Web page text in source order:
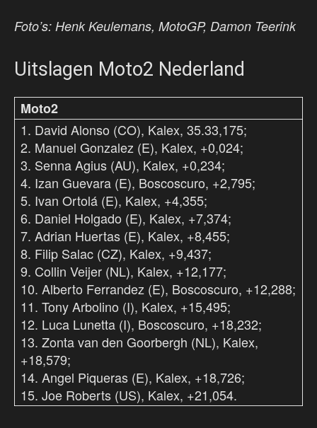
Foto’s: Henk Keulemans, MotoGP, Damon Teerink
Uitslagen Moto2 Nederland
Moto2
1. David Alonso (CO), Kalex, 35.33,175;
2. Manuel Gonzalez (E), Kalex, +0,024;
3. Senna Agius (AU), Kalex, +0,234;
4. Izan Guevara (E), Boscoscuro, +2,795;
5. Ivan Ortolá (E), Kalex, +4,355;
6. Daniel Holgado (E), Kalex, +7,374;
7. Adrian Huertas (E), Kalex, +8,455;
8. Filip Salac (CZ), Kalex, +9,437;
9. Collin Veijer (NL), Kalex, +12,177;
10. Alberto Ferrandez (E), Boscoscuro, +12,288;
11. Tony Arbolino (I), Kalex, +15,495;
12. Luca Lunetta (I), Boscoscuro, +18,232;
13. Zonta van den Goorbergh (NL), Kalex,
+18,579;
14. Angel Piqueras (E), Kalex, +18,726;
15. Joe Roberts (US), Kalex, +21,054.